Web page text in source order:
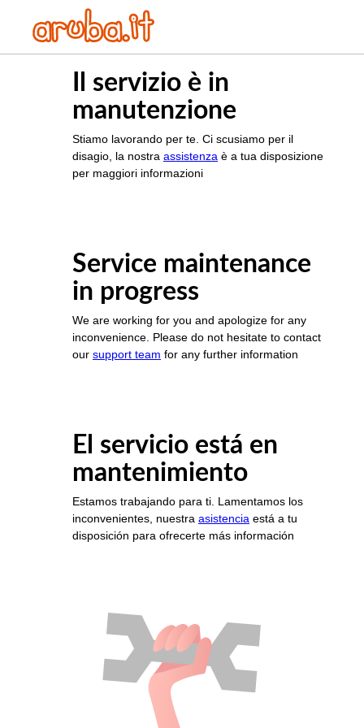
Il servizio è in
manutenzione
Stiamo lavorando per te. Ci scusiamo per il
disagio, la nostra assistenza è a tua disposizione
per maggiori informazioni
Service maintenance
in progress
We are working for you and apologize for any
inconvenience. Please do not hesitate to contact
our support team for any further information
El servicio está en
mantenimiento
Estamos trabajando para ti. Lamentamos los
inconvenientes, nuestra asistencia está a tu
disposición para ofrecerte más información